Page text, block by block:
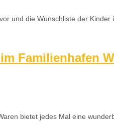
und die Wunschliste der
Familienhafen
bietet jedes Mal eine